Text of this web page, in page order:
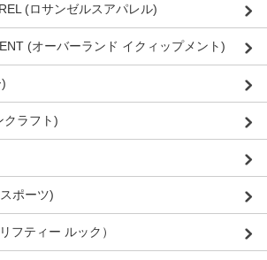
(ロサンゼルスアパレル)
(オーバーランド イクィップメント)
クラフト)
ポーツ)
フティー ルック）